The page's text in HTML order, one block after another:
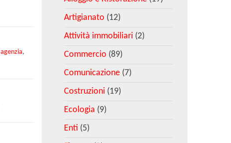
agenzia,
Artigianato (12)
Attività immobiliari (2)
Commercio (89)
Comunicazione (7)
Costruzioni (19)
Ecologia (9)
Enti (5)